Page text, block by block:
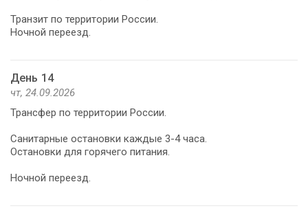
Транзит по территории России.
Ночной переезд.
День 14
чт, 24.09.2026
Трансфер по территории России.
Санитарные остановки каждые 3-4 часа.
Остановки для горячего питания.
Ночной переезд.